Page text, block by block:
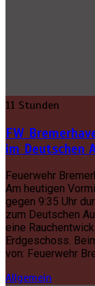
11 Stunden
FW
im Deutschen
Feuerwehr
Am heutigen
gegen 9:35 Uhr
zum Deutschen
eine
Erdgeschoss.
von: Feuerwehr
Allgemein